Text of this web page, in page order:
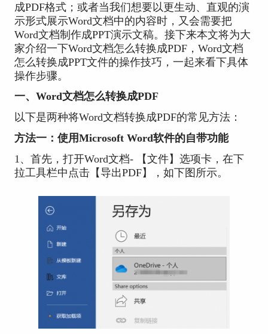
成PDF格式；或者当我们想要以更生动、直观的演
示形式展示Word文档中的内容时，又会需要把
Word文档制作成PPT演示文稿。接下来本文将为大
家介绍一下Word文档怎么转换成PDF，Word文档
怎么转换成PPT文件的操作技巧，一起来看下具体
操作步骤。
一、Word文档怎么转换成PDF
以下是两种将Word文档转换成PDF的常见方法：
方法一：使用Microsoft Word软件的自带功能
1、首先，打开Word文档- 【文件】选项卡，在下
拉工具栏中点击【导出PDF】，如下图所示。